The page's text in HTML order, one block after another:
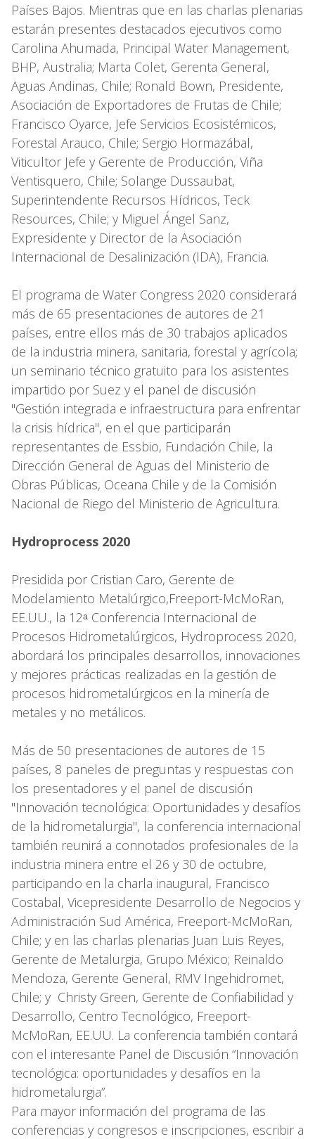
Países Bajos. Mientras que en las charlas plenarias
estarán presentes destacados ejecutivos como
Carolina Ahumada, Principal Water Management,
BHP, Australia; Marta Colet, Gerenta General,
Aguas Andinas, Chile; Ronald Bown, Presidente,
Asociación de Exportadores de Frutas de Chile;
Francisco Oyarce, Jefe Servicios Ecosistémicos,
Forestal Arauco, Chile; Sergio Hormazábal,
Viticultor Jefe y Gerente de Producción, Viña
Ventisquero, Chile; Solange Dussaubat,
Superintendente Recursos Hídricos, Teck
Resources, Chile; y Miguel Ángel Sanz,
Expresidente y Director de la Asociación
Internacional de Desalinización (IDA), Francia.
El programa de Water Congress 2020 considerará
más de 65 presentaciones de autores de 21
países, entre ellos más de 30 trabajos aplicados
de la industria minera, sanitaria, forestal y agrícola;
un seminario técnico gratuito para los asistentes
impartido por Suez y el panel de discusión
"Gestión integrada e infraestructura para enfrentar
la crisis hídrica", en el que participarán
representantes de Essbio, Fundación Chile, la
Dirección General de Aguas del Ministerio de
Obras Públicas, Oceana Chile y de la Comisión
Nacional de Riego del Ministerio de Agricultura.
Hydroprocess 2020
Presidida por Cristian Caro, Gerente de
Modelamiento Metalúrgico,Freeport-McMoRan,
EE.UU., la 12ᵃ Conferencia Internacional de
Procesos Hidrometalúrgicos, Hydroprocess 2020,
abordará los principales desarrollos, innovaciones
y mejores prácticas realizadas en la gestión de
procesos hidrometalúrgicos en la minería de
metales y no metálicos.
Más de 50 presentaciones de autores de 15
países, 8 paneles de preguntas y respuestas con
los presentadores y el panel de discusión
"Innovación tecnológica: Oportunidades y desafíos
de la hidrometalurgia", la conferencia internacional
también reunirá a connotados profesionales de la
industria minera entre el 26 y 30 de octubre,
participando en la charla inaugural, Francisco
Costabal, Vicepresidente Desarrollo de Negocios y
Administración Sud América, Freeport-McMoRan,
Chile; y en las charlas plenarias Juan Luis Reyes,
Gerente de Metalurgia, Grupo México; Reinaldo
Mendoza, Gerente General, RMV Ingehidromet,
Chile; y Christy Green, Gerente de Confiabilidad y
Desarrollo, Centro Tecnológico, Freeport-
McMoRan, EE.UU. La conferencia también contará
con el interesante Panel de Discusión “Innovación
tecnológica: oportunidades y desafíos en la
hidrometalurgia”.
Para mayor información del programa de las
conferencias y congresos e inscripciones, escribir a